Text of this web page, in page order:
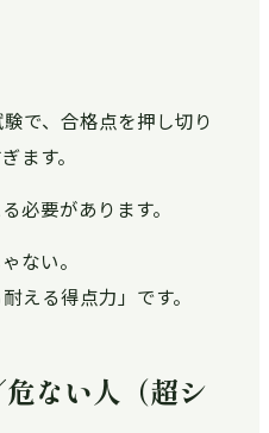
で、合格点を押し切り
ます。
必要があります。
ない。
える得点力」です。
ない人（超シ